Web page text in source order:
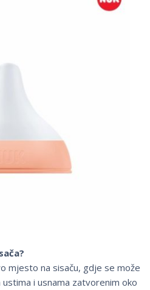
mjesto na sisaču, gdje se može
i usnama zatvorenim oko